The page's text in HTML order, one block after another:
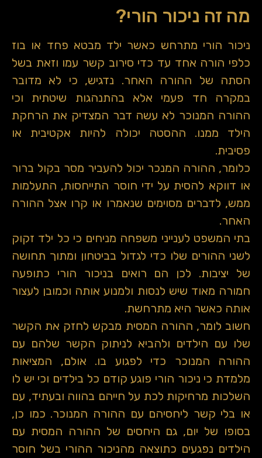
מה זה ניכור הורי?
ניכור הורי מתרחש כאשר ילד מבטא פחד או בוז
כלפי הורה אחד עד כדי סירוב קשר עמו וזאת בשל
הסתה של ההורה האחר. נדגיש, כי לא מדובר
במקרה חד פעמי אלא בהתנהגות שיטתית וכי
ההורה המנוכר לא עשה דבר המצדיק את הרחקת
הילד ממנו. ההסטה יכולה להיות אקטיבית או
פסיבית.
כלומר, ההורה המנכר יכול להעביר מסר בקול ברור
או דווקא להסית על ידי חוסר התייחסות, התעלמות
ממש, לדברים מסוימים שנאמרו או קרו אצל ההורה
האחר.
בתי המשפט לענייני משפחה מניחים כי כל ילד זקוק
לשני ההורים שלו כדי לגדול בביטחון ומתוך תחושה
של יציבות. לכן הם רואים בניכור הורי כתופעה
חמורה מאוד שיש לנסות ולמנוע אותה וכמובן לעצור
אותה כאשר היא מתרחשת.
חשוב לומר, ההורה המסית מבקש לחזק את הקשר
שלו עם הילדים ולהביא לניתוק הקשר שלהם עם
ההורה המנוכר כדי לפגוע בו. אולם, המציאות
מלמדת כי ניכור הורי פוגע קודם כל בילדים וכי יש לו
השלכות מרחיקות לכת על חייהם בהווה ובעתיד, עם
או בלי קשר ליחסיהם עם ההורה המנוכר. כמו כן,
בסופו של יום, גם היחסים של ההורה המסית עם
הילדים נפגעים כתוצאה מהניכור ההורי בשל חוסר